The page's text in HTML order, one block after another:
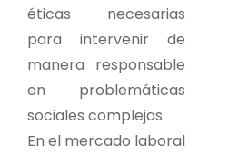
éticas necesarias
para intervenir de
manera responsable
en problemáticas
sociales complejas.
En el mercado laboral